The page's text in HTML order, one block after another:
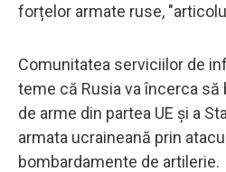
forțelor armate ruse,
Comunitatea serviciilor de
teme că Rusia va încerca
de arme din partea UE și a
armata ucraineană prin
bombardamente de artilerie.